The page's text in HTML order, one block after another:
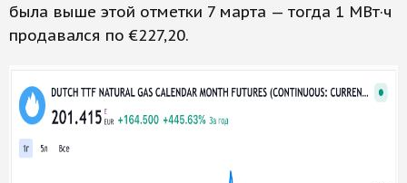
была выше этой отметки 7 марта — тогда 1 МВт·ч
продавался по €227,20.